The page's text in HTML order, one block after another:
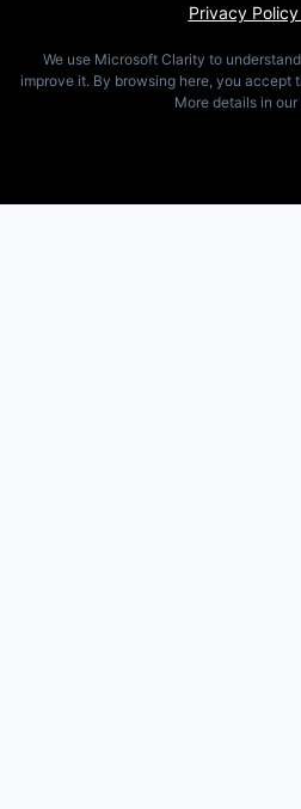
Privacy
We use Microsoft Clarity to
improve it. By browsing here, you
More details in